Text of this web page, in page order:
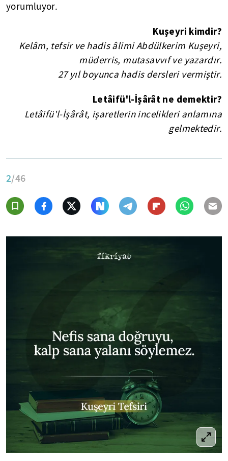
yorumluyor.
Kuşeyri kimdir?
Kelâm, tefsir ve hadis âlimi Abdülkerim Kuşeyri,
müderris, mutasavvıf ve yazardır.
27 yıl boyunca hadis dersleri vermiştir.
Letâifü'l-İşârât ne demektir?
Letâifü'l-İşârât, işaretlerin incelikleri anlamına
gelmektedir.
2/46